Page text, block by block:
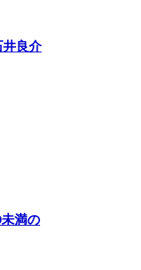
井良介
満の